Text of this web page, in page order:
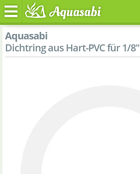
Aquasabi
Dichtring aus Hart-PVC für 1/8"